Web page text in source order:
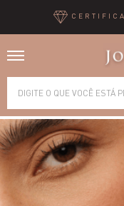
Alianças
Anéis
Brincos